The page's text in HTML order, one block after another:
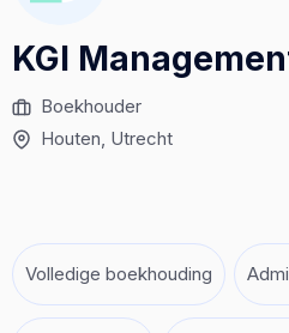
KGI
Boekhouder
Houten, Utrecht
Volledige boekhouding